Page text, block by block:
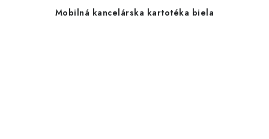
Mobilná kancelárska kartotéka biela